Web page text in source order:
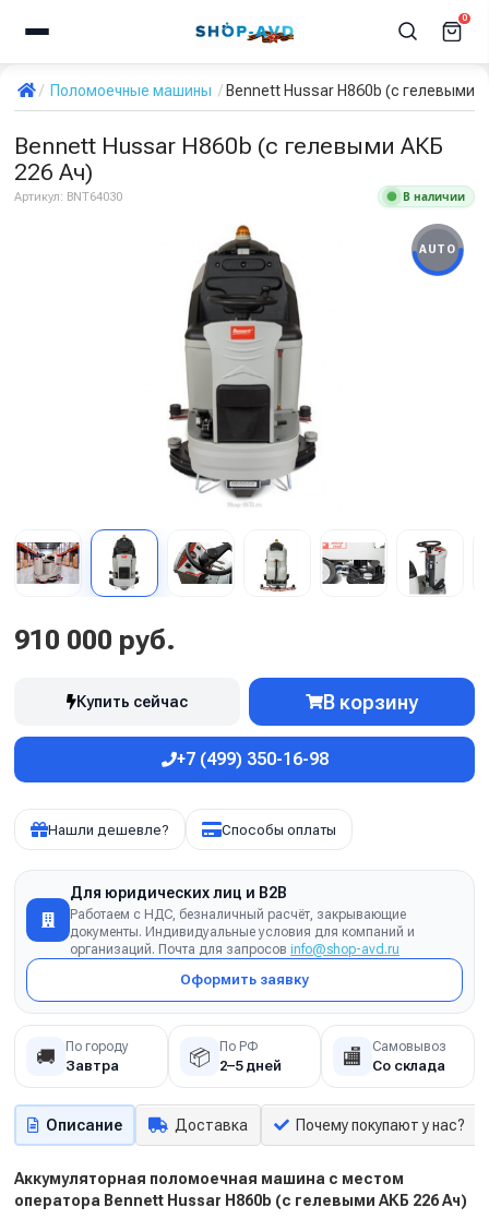
0
Поломоечные машины Bennett Hussar H860b (с гелевыми
Bennett Hussar H860b (с гелевыми АКБ
226 Ач)
Артикул: BNT64030 В наличии
AUTO
910 000 руб.
Купить сейчас В корзину
+7 (499) 350-16-98
Нашли дешевле? Способы оплаты
Для юридических лиц и B2B
Работаем с НДС, безналичный расчёт, закрывающие
документы. Индивидуальные условия для компаний и
организаций. Почта для запросов info@shop-avd.ru
Оформить заявку
🚚 По городу
Завтра 📦 По РФ
2–5 дней 🏬 Самовывоз
Со склада
Описание Доставка Почему покупают у нас?
Аккумуляторная поломоечная машина с местом
оператора Bennett Hussar H860b (с гелевыми АКБ 226 Ач)